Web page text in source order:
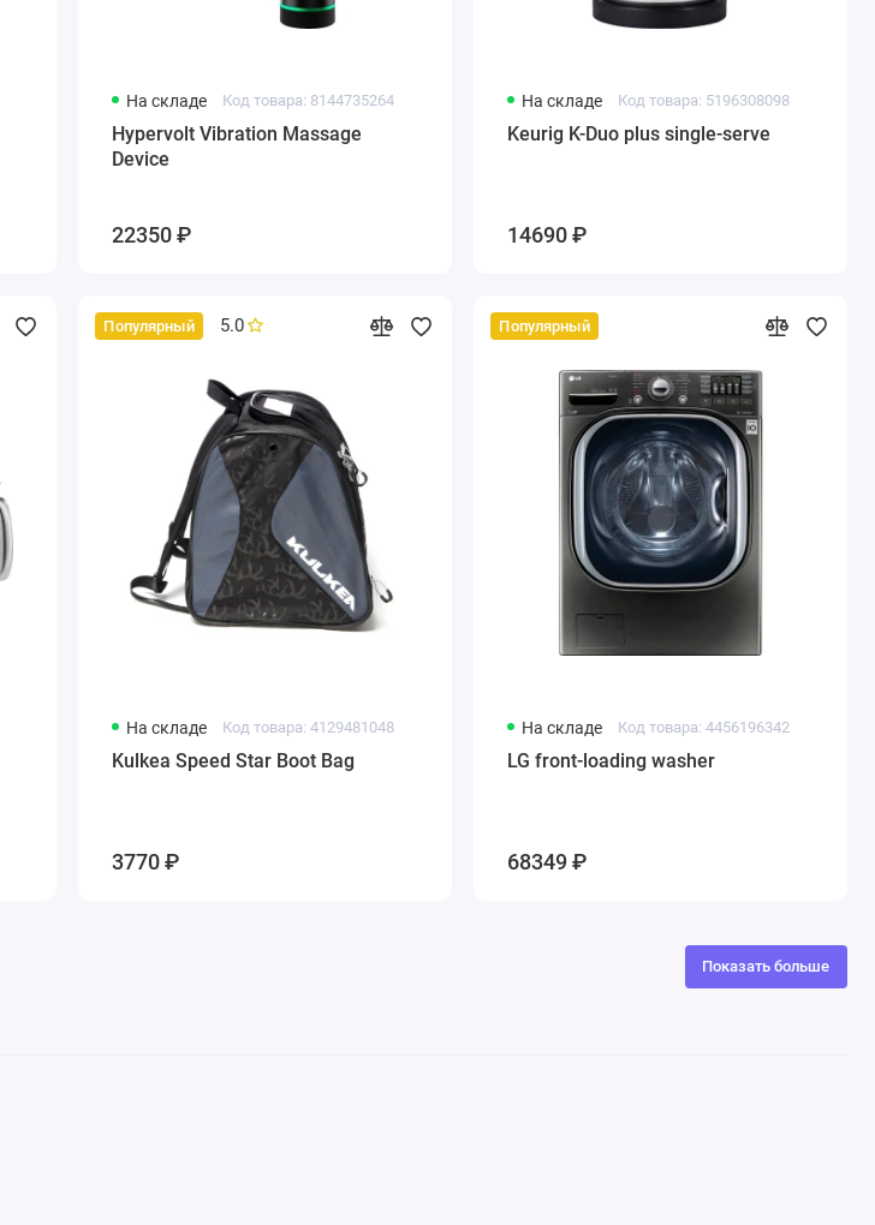
На складе Код товара: 8144735264
Hypervolt Vibration Massage
Device
22350 ₽
На складе Код товара: 5196308098
Keurig K-Duo plus single-serve
14690 ₽
Популярный 5.0
На складе Код товара: 4129481048
Kulkea Speed Star Boot Bag
3770 ₽
Популярный
На складе Код товара: 4456196342
LG front-loading washer
68349 ₽
Показать больше